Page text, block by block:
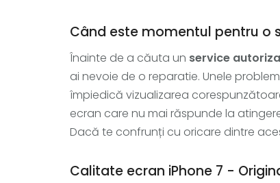
Când este momentul pentru o
Înainte de a căuta un service
ai nevoie de o reparatie. Unele
împiedică vizualizarea
ecran care nu mai răspunde la
Dacă te confrunți cu oricare dintre
Calitate ecran iPhone 7 -